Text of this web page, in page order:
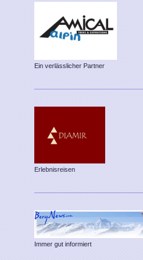
Ein verlässlicher Partner
Erlebnisreisen
Immer gut informiert